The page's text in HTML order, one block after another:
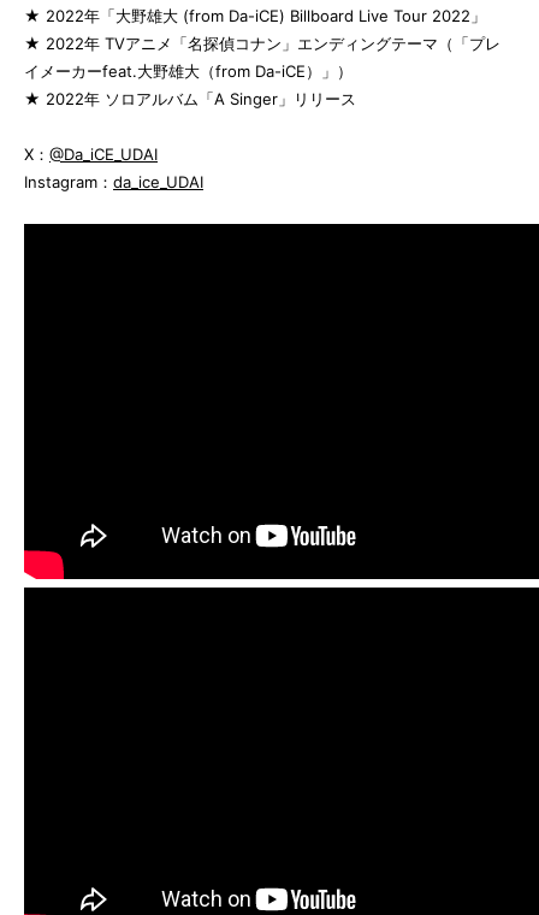
★ 2022年「大野雄大 (from Da-iCE) Billboard Live Tour 2022」
★ 2022年 TVアニメ「名探偵コナン」エンディングテーマ（「プレ
イメーカーfeat.大野雄大（from Da-iCE）」）
★ 2022年 ソロアルバム「A Singer」リリース
X： @Da_iCE_UDAI
Instagram： da_ice_UDAI